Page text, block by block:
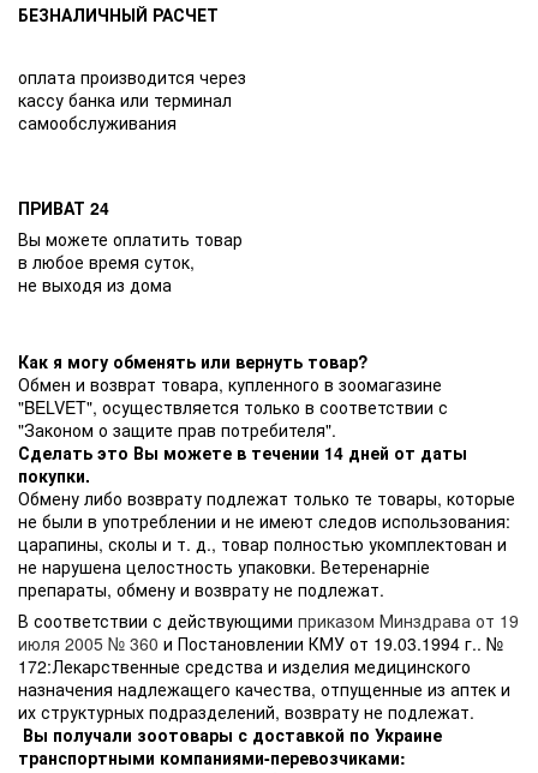
БЕЗНАЛИЧНЫЙ РАСЧЕТ
оплата производится через
кассу банка или терминал
самообслуживания
ПРИВАТ 24
Вы можете оплатить товар
в любое время суток,
не выходя из дома
Как я могу обменять или вернуть товар?
Обмен и возврат товара, купленного в зоомагазине
"BELVET", осуществляется только в соответствии с
"Законом о защите прав потребителя".
Сделать это Вы можете в течении 14 дней от даты
покупки.
Обмену либо возврату подлежат только те товары, которые
не были в употреблении и не имеют следов использования:
царапины, сколы и т. д., товар полностью укомплектован и
не нарушена целостность упаковки. Ветеренарніе
препараты, обмену и возврату не подлежат.
В соответствии с действующими приказом Минздрава от 19
июля 2005 № 360 и Постановлении КМУ от 19.03.1994 г.. №
172:Лекарственные средства и изделия медицинского
назначения надлежащего качества, отпущенные из аптек и
их структурных подразделений, возврату не подлежат.
Вы получали зоотовары с доставкой по Украине
транспортными компаниями-перевозчиками: